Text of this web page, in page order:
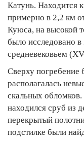
Катунь. Находится
примерно в 2,2 км
Куюса, на высокой
было исследовано
средневековьем
Сверху
располагалась
скальных
находился сруб из
перекрытый
подстилке были